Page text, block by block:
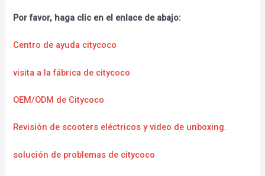
Por favor, haga clic en el enlace de abajo:
Centro de ayuda citycoco
visita a la fábrica de citycoco
OEM/ODM de Citycoco
Revisión de scooters eléctricos y video de unboxing.
solución de problemas de citycoco